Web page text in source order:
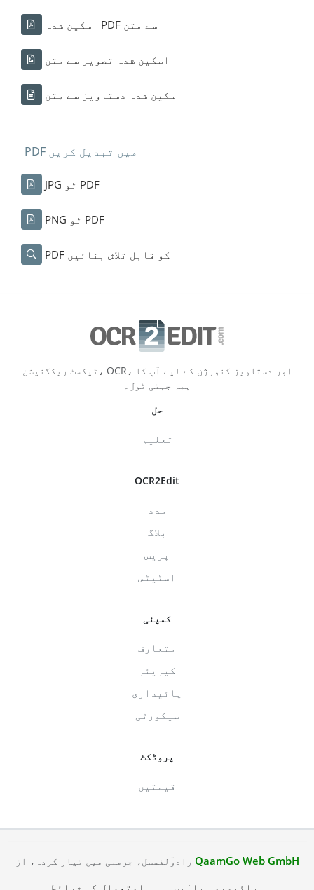
اسکین شدہ PDF سے متن
اسکین شدہ تصویر سے متن
اسکین شدہ دستاویز سے متن
PDF میں تبدیل کریں
JPG ٹو PDF
PNG ٹو PDF
PDF کو قابل تلاش بنائیں
ٹیکسٹ ریکگنیشن، OCR، اور دستاویز کنورژن کے لیے آپ کا
ہمہ جہتی ٹول۔
حل
تعلیم
OCR2Edit
مدد
بلاگ
پریس
اسٹیٹس
کمپنی
متعارف
کیریئر
پائیداری
سیکورٹی
پروڈکٹ
قیمتیں
QaamGo Web GmbH